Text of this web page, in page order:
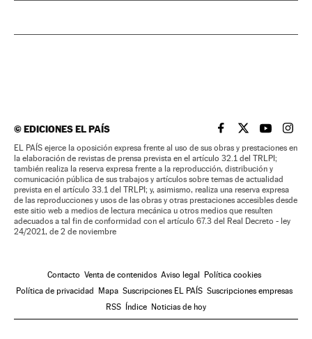
©EDICIONES EL PAÍS EL PAÍS BRASIL EN
EL PAÍSEL PAÍS
EL
EL PAÍS ejerce la oposición expresa frente al uso de sus obras y prestaciones en
la elaboración de revistas de prensa prevista en el artículo 32.1 del TRLPI;
también realiza la reserva expresa frente a la reproducción, distribución y
comunicación pública de sus trabajos y artículos sobre temas de actualidad
prevista en el artículo 33.1 del TRLPI; y, asimismo, realiza una reserva expresa
de las reproducciones y usos de las obras y otras prestaciones accesibles desde
este sitio web a medios de lectura mecánica u otros medios que resulten
adecuados a tal fin de conformidad con el artículo 67.3 del Real Decreto - ley
24/2021, de 2 de noviembre
Contacto Venta de contenidos Aviso legal
Política cookies
Política de privacidad
Mapa Suscripciones EL PAÍS Suscripciones empresas
RSS
Índice Noticias de hoy